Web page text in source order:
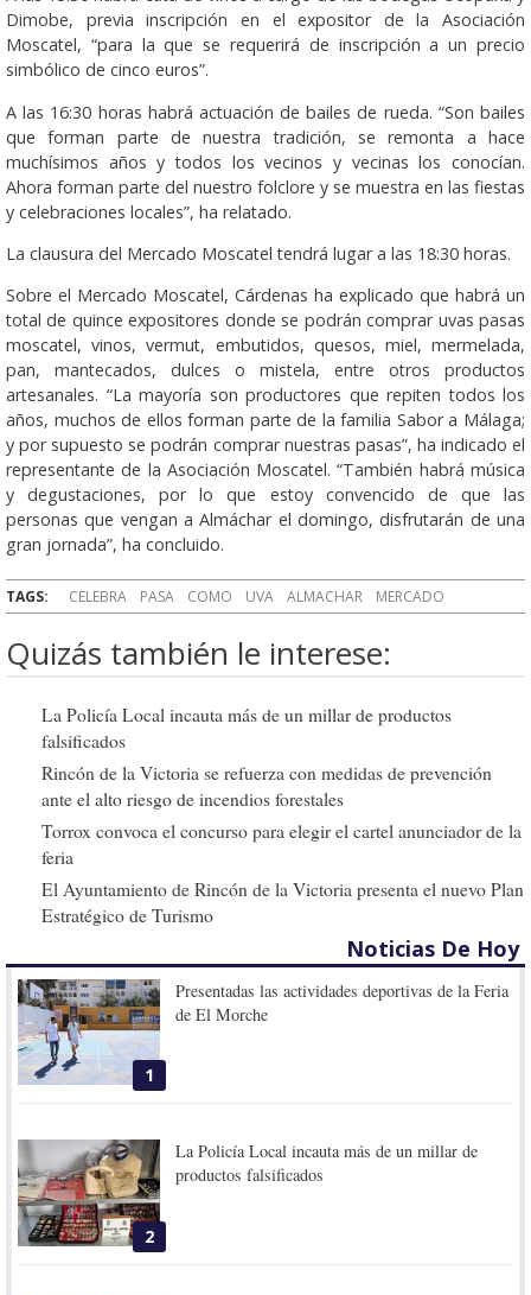
Dimobe, previa inscripción en el expositor de la Asociación
Moscatel, “para la que se requerirá de inscripción a un precio
simbólico de cinco euros”.
A las 16:30 horas habrá actuación de bailes de rueda. “Son bailes
que forman parte de nuestra tradición, se remonta a hace
muchísimos años y todos los vecinos y vecinas los conocían.
Ahora forman parte del nuestro folclore y se muestra en las fiestas
y celebraciones locales”, ha relatado.
La clausura del Mercado Moscatel tendrá lugar a las 18:30 horas.
Sobre el Mercado Moscatel, Cárdenas ha explicado que habrá un
total de quince expositores donde se podrán comprar uvas pasas
moscatel, vinos, vermut, embutidos, quesos, miel, mermelada,
pan, mantecados, dulces o mistela, entre otros productos
artesanales. “La mayoría son productores que repiten todos los
años, muchos de ellos forman parte de la familia Sabor a Málaga;
y por supuesto se podrán comprar nuestras pasas”, ha indicado el
representante de la Asociación Moscatel. “También habrá música
y degustaciones, por lo que estoy convencido de que las
personas que vengan a Almáchar el domingo, disfrutarán de una
gran jornada”, ha concluido.
TAGS: CELEBRA PASA COMO UVA ALMACHAR MERCADO
Quizás también le interese:
La Policía Local incauta más de un millar de productos
falsificados
Rincón de la Victoria se refuerza con medidas de prevención
ante el alto riesgo de incendios forestales
Torrox convoca el concurso para elegir el cartel anunciador de la
feria
El Ayuntamiento de Rincón de la Victoria presenta el nuevo Plan
Estratégico de Turismo
Noticias De Hoy
1
Presentadas las actividades deportivas de la Feria
de El Morche
2
La Policía Local incauta más de un millar de
productos falsificados